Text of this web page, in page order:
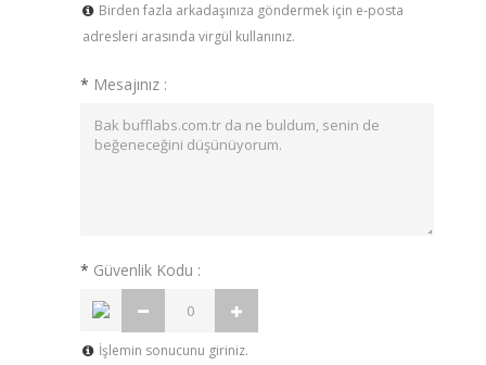
Birden fazla arkadaşınıza göndermek için e-posta
adresleri arasında virgül kullanınız.
* Mesajınız :
* Güvenlik Kodu :
İşlemin sonucunu giriniz.